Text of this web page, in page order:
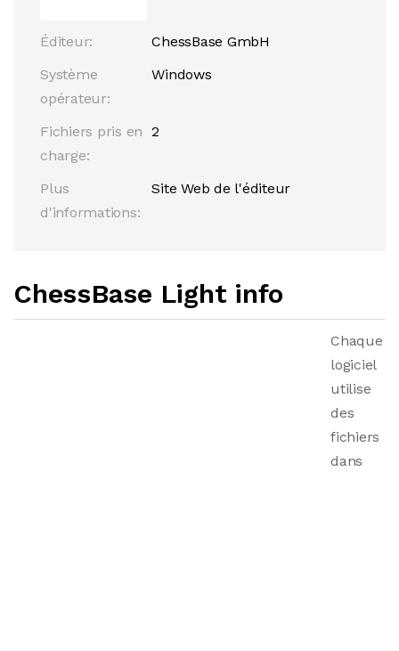
Éditeur:
ChessBase GmbH
Système
opérateur:
Windows
Fichiers pris en
charge:
2
Plus
d'informations:
Site Web de l'éditeur
ChessBase Light info
Chaque
logiciel
utilise
des
fichiers
dans